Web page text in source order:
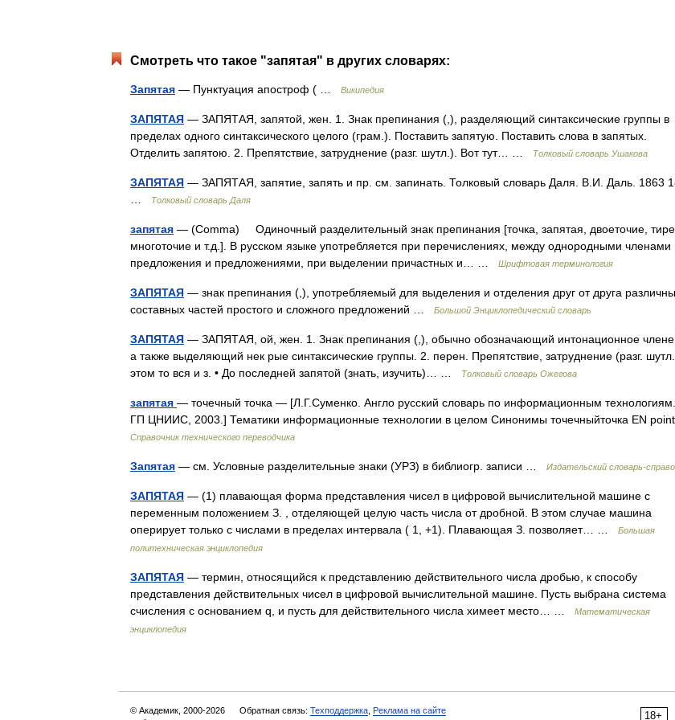
Смотреть что такое "запятая" в других словарях:
Запятая — Пунктуация апостроф ( … Википедия
ЗАПЯТАЯ — ЗАПЯТАЯ, запятой, жен. 1. Знак препинания (,), разделяющий синтаксические группы в
пределах одного синтаксического целого (грам.). Поставить запятую. Поставить слова в запятых.
Отделить запятою. 2. Препятствие, затруднение (разг. шутл.). Вот тут… …
Толковый словарь Ушакова
ЗАПЯТАЯ — ЗАПЯТАЯ, запятие, запять и пр. см. запинать. Толковый словарь Даля. В.И. Даль. 1863
Толковый словарь Даля
запятая — (Comma) Одиночный разделительный знак препинания [точка, запятая, двоеточие, тире,
многоточие и т.д.]. В русском языке употребляется при перечислениях, между однородными членами
предложения и предложениями, при выделении причастных и… …
Шрифтовая терминология
ЗАПЯТАЯ — знак препинания (,), употребляемый для выделения и отделения друг от друга
составных частей простого и сложного предложений …
Большой Энциклопедический словарь
ЗАПЯТАЯ — ЗАПЯТАЯ, ой, жен. 1. Знак препинания (,), обычно обозначающий интонационное
а также выделяющий нек рые синтаксические группы. 2. перен. Препятствие, затруднение (разг.
этом то вся и з. • До последней запятой (знать, изучить)… …
Толковый словарь Ожегова
запятая — точечный точка — [Л.Г.Суменко. Англо русский словарь по информационным
ГП ЦНИИС, 2003.] Тематики информационные технологии в целом Синонимы точечныйточка EN
Справочник технического переводчика
Запятая — см. Условные разделительные знаки (УРЗ) в библиогр. записи … Издательский словарь-
ЗАПЯТАЯ — (1) плавающая форма представления чисел в цифровой вычислительной машине с
переменным положением З. , отделяющей целую часть числа от дробной. В этом случае машина
оперирует только с числами в пределах интервала ( 1, +1). Плавающая З. позволяет… …
Большая
политехническая энциклопедия
ЗАПЯТАЯ — термин, относящийся к представлению действительного числа дробью, к способу
представления действительных чисел в цифровой вычислительной машине. Пусть выбрана система
счисления с основанием q, и пусть для действительного числа химеет место… …
Математическая
энциклопедия
18+
© Академик, 2000-2026 Обратная связь: Техподдержка Реклама на сайте